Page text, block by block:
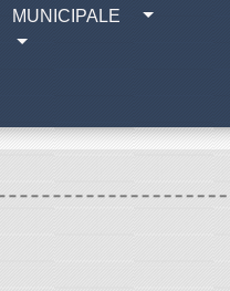
MUNICIPALE